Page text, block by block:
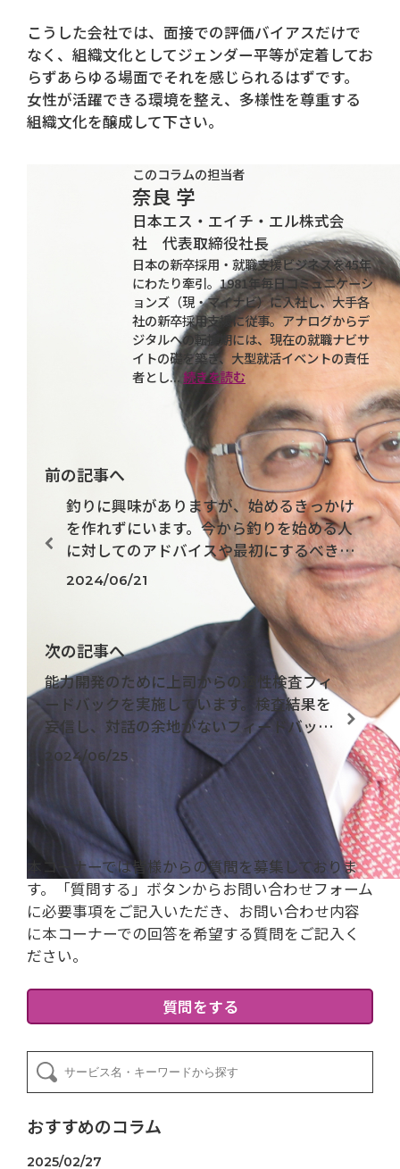
こうした会社では、面接での評価バイアスだけで
なく、組織文化としてジェンダー平等が定着してお
らずあらゆる場面でそれを感じられるはずです。
女性が活躍できる環境を整え、多様性を尊重する
組織文化を醸成して下さい。
このコラムの担当者
奈良 学
日本エス・エイチ・エル株式会
社 代表取締役社長
日本の新卒採用・就職支援ビジネスを45年
にわたり牽引。1981年毎日コミュニケーシ
ョンズ（現・マイナビ）に入社し、大手各
社の新卒採用支援に従事。アナログからデ
ジタルへの転換期には、現在の就職ナビサ
イトの礎を築き、大型就活イベントの責任
者とし...続きを読む
前の記事へ
釣りに興味がありますが、始めるきっかけ
を作れずにいます。今から釣りを始める人
に対してのアドバイスや最初にするべきこ
となどあれば教えてください。
2024/06/21
次の記事へ
能力開発のために上司からの適性検査フィ
ードバックを実施しています。検査結果を
妄信し、対話の余地がないフィードバック
をする上司に有効な教育方法はあります
2024/06/25
本コーナーでは皆様からの質問を募集しておりま
す。「質問する」ボタンからお問い合わせフォーム
に必要事項をご記入いただき、お問い合わせ内容
に本コーナーでの回答を希望する質問をご記入く
ださい。
質問をする
おすすめのコラム
2025/02/27